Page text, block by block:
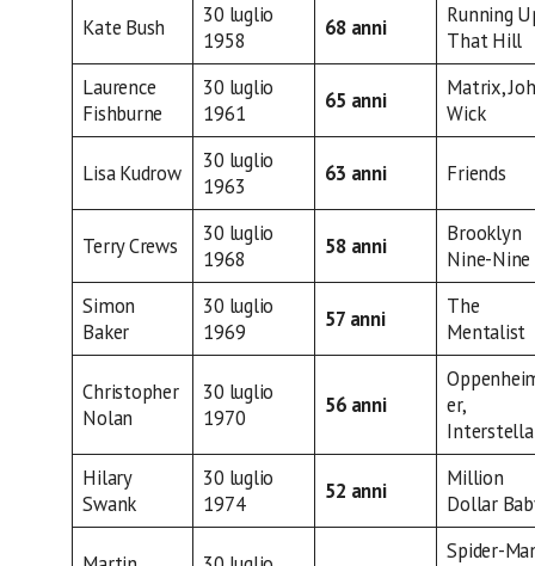
Kate Bush
30 luglio
1958
68 anni
Running
That Hill
Laurence
Fishburne
30 luglio
1961
65 anni
Matrix,
Wick
Lisa Kudrow
30 luglio
1963
63 anni Friends
Terry Crews
30 luglio
1968
58 anni
Brooklyn
Nine-Nine
Simon
Baker
30 luglio
1969
57 anni
The
Mentalist
Christopher
Nolan
30 luglio
1970
56 anni
er,
Hilary
Swank
30 luglio
1974
52 anni
Million
Dollar
Spider-